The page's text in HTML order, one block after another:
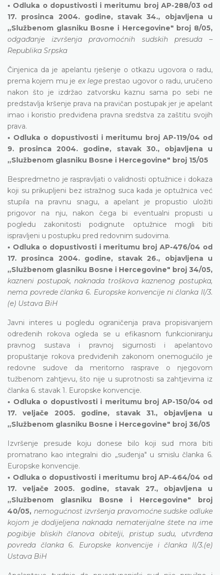
• Odluka o dopustivosti i meritumu broj AP-288/03 od
17. prosinca 2004. godine, stavak 34., objavljena u
„Službenom glasniku Bosne i Hercegovine" broj 8/05,
odgađanje izvršenja pravomoćnih sudskih presuda –
Republika Srpska
Činjenica da je apelantu rješenje o otkazu ugovora o radu,
prema kojem mu je ex lege prestao ugovor o radu, uručeno
nakon što je izdržao zatvorsku kaznu sama po sebi ne
predstavlja kršenje prava na pravičan postupak jer je apelant
imao i koristio predviđena pravna sredstva za zaštitu svojih
prava.
• Odluka o dopustivosti i meritumu broj AP-119/04 od
9. prosinca 2004. godine, stavak 30., objavljena u
„Službenom glasniku Bosne i Hercegovine" broj 15/05
Bespredmetno je raspravljati o validnosti optužnice i dokaza
koji su prikupljeni bez istražnog suca kada je optužnica već
stupila na pravnu snagu, a apelant je propustio uložiti
prigovor na nju, nakon čega bi eventualni propusti u
pogledu zakonitosti podignute optužnice mogli biti
ispravljeni u postupku pred redovnim sudovima.
• Odluka o dopustivosti i meritumu broj AP-476/04 od
17. prosinca 2004. godine, stavak 26., objavljena u
„Službenom glasniku Bosne i Hercegovine" broj 34/05,
kazneni postupak, naknada troškova kaznenog postupka,
nema povrede članka 6. Europske konvencije ni članka II/3.
(e) Ustava BiH
Javni interes u pogledu ograničenja prava propisivanjem
određenih rokova ogleda se u efikasnom funkcioniranju
pravnog sustava i pravnoj sigurnosti i apelantovo
propuštanje rokova predviđenih zakonom onemogućilo je
redovne sudove da meritorno rasprave o njegovom
tužbenom zahtjevu, što nije u suprotnosti sa zahtjevima iz
članka 6. stavak 1. Europske konvencije.
• Odluka o dopustivosti i meritumu broj AP-150/04 od
17. veljače 2005. godine, stavak 31., objavljena u
„Službenom glasniku Bosne i Hercegovine" broj 36/05
Izvršenje presude koju donese bilo koji sud mora biti
promatrano kao integralni dio „suđenja" u smislu članka 6.
Europske konvencije.
• Odluka o dopustivosti i meritumu broj AP-464/04 od
17. veljače 2005. godine, stavak 27., objavljena u
„Službenom glasniku Bosne i Hercegovine" broj
40/05, nemogućnost izvršenja pravomoćne sudske odluke
kojom je dodijeljena naknada nematerijalne štete na ime
pogibije bliskih članova obitelji, pristup sudu, utvrđena
povreda članka 6. Europske konvencije i članka II/3.(e)
Ustava BiH